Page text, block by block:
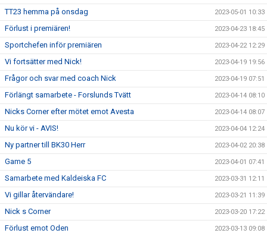
TT23 hemma på onsdag 2023-05-01 10:33
Förlust i premiären! 2023-04-23 18:45
Sportchefen inför premiären 2023-04-22 12:29
Vi fortsätter med Nick! 2023-04-19 19:56
Frågor och svar med coach Nick 2023-04-19 07:51
Förlängt samarbete - Forslunds Tvätt 2023-04-14 08:10
Nicks Corner efter mötet emot Avesta 2023-04-14 08:07
Nu kör vi - AVIS! 2023-04-04 12:24
Ny partner till BK30 Herr 2023-04-02 20:38
Game 5 2023-04-01 07:41
Samarbete med Kaldeiska FC 2023-03-31 12:11
Vi gillar återvändare! 2023-03-21 11:39
Nick s Corner 2023-03-20 17:22
Förlust emot Oden 2023-03-13 09:08